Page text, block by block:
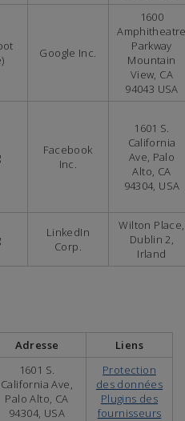
Google Inc.
1600
Parkway
Mountain
View, CA
94043 USA
Facebook
Inc.
1601 S.
California
Ave, Palo
Alto, CA
94304, USA
LinkedIn
Corp.
Wilton Place,
Dublin 2,
Irland
Adresse Liens
1601 S.
California Ave,
Palo Alto, CA
94304, USA
Protection
des données
Plugins des
fournisseurs